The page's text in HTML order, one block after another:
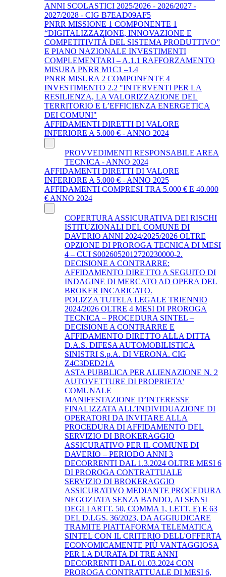
ANNI SCOLASTICI 2025/2026 - 2026/2027 -
2027/2028 - CIG B7EAD09AF5
PNRR MISSIONE 1 COMPONENTE 1
“DIGITALIZZAZIONE, INNOVAZIONE E
COMPETITIVITÀ DEL SISTEMA PRODUTTIVO”
E PIANO NAZIONALE INVESTIMENTI
COMPLEMENTARI – A.1.1 RAFFORZAMENTO
MISURA PNRR M1C1 –1.4
PNRR MISURA 2 COMPONENTE 4
INVESTIMENTO 2.2 "INTERVENTI PER LA
RESILIENZA, LA VALORIZZAZIONE DEL
TERRITORIO E L’EFFICIENZA ENERGETICA
DEI COMUNI"
AFFIDAMENTI DIRETTI DI VALORE
INFERIORE A 5.000 € - ANNO 2024
PROVVEDIMENTI RESPONSABILE AREA
TECNICA - ANNO 2024
AFFIDAMENTI DIRETTI DI VALORE
INFERIORE A 5.000 € - ANNO 2025
AFFIDAMENTI COMPRESI TRA 5.000 € E 40.000
€ ANNO 2024
COPERTURA ASSICURATIVA DEI RISCHI
ISTITUZIONALI DEL COMUNE DI
DAVERIO ANNI 2024/2025/2026 OLTRE
OPZIONE DI PROROGA TECNICA DI MESI
4 – CUI S0026052012720230000-2.
DECISIONE A CONTRARRE:
AFFIDAMENTO DIRETTO A SEGUITO DI
INDAGINE DI MERCATO AD OPERA DEL
BROKER INCARICATO.
POLIZZA TUTELA LEGALE TRIENNIO
2024/2026 OLTRE 4 MESI DI PROROGA
TECNICA – PROCEDURA SINTEL –
DECISIONE A CONTRARRE E
AFFIDAMENTO DIRETTO ALLA DITTA
D.A.S. DIFESA AUTOMOBILISTICA
SINISTRI S.p.A. DI VERONA. CIG
Z4C3DED21A
ASTA PUBBLICA PER ALIENAZIONE N. 2
AUTOVETTURE DI PROPRIETA'
COMUNALE
MANIFESTAZIONE D’INTERESSE
FINALIZZATA ALL’INDIVIDUAZIONE DI
OPERATORI DA INVITARE ALLA
PROCEDURA DI AFFIDAMENTO DEL
SERVIZIO DI BROKERAGGIO
ASSICURATIVO PER IL COMUNE DI
DAVERIO – PERIODO ANNI 3
DECORRENTI DAL 1.3.2024 OLTRE MESI 6
DI PROROGA CONTRATTUALE
SERVIZIO DI BROKERAGGIO
ASSICURATIVO MEDIANTE PROCEDURA
NEGOZIATA SENZA BANDO, AI SENSI
DEGLI ARTT. 50, COMMA 1, LETT. E) E 63
DEL D.LGS. 36/2023, DA AGGIUDICARE
TRAMITE PIATTAFORMA TELEMATICA
SINTEL CON IL CRITERIO DELL'OFFERTA
ECONOMICAMENTE PIÙ VANTAGGIOSA
PER LA DURATA DI TRE ANNI
DECORRENTI DAL 01.03.2024 CON
PROROGA CONTRATTUALE DI MESI 6,